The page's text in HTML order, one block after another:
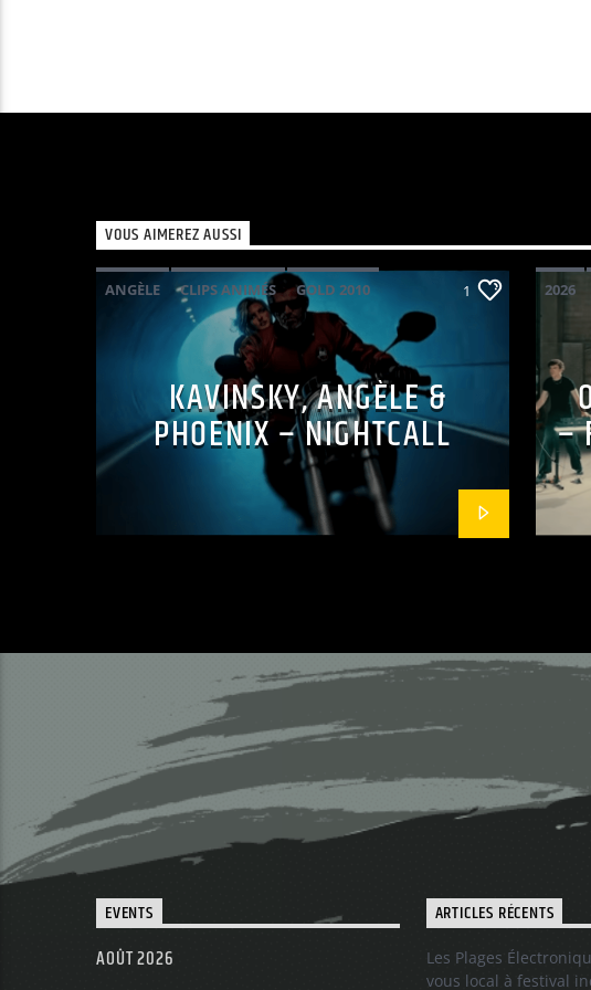
VOUS AIMEREZ AUSSI
ANGÈLE CLIPS ANIMÉS
GOLD 2010
PHOENIX POP ELECTRO
1
KAVINSKY, ANGÈLE &
PHOENIX – NIGHTCALL
2026
–
EVENTS
AOÛT 2026
ARTICLES RÉCENTS
Les Plages
vous local à festival